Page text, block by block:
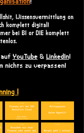
Wissensvermittlung on
komplett digital!
bei BI or DIE komplett
YouTube & LinkedIn!
nichts zu verpassen!
I